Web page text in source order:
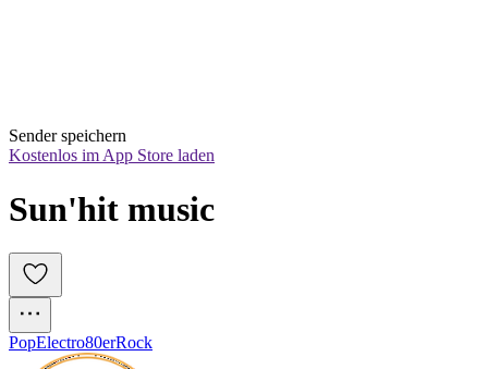
Sender speichern
Kostenlos im App Store laden
Sun'hit music
PopElectro80erRock